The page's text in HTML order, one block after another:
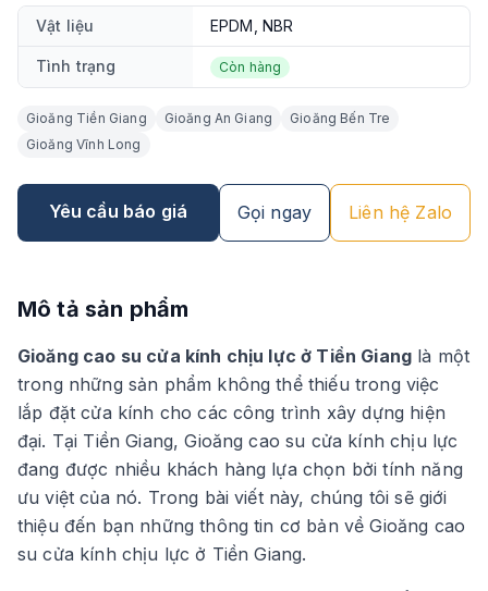
Vật liệu EPDM, NBR
Tình trạng Còn hàng
Gioăng Tiền Giang Gioăng An Giang
Gioăng Bến Tre
Gioăng Vĩnh Long
Yêu cầu báo giá Gọi ngay Liên hệ Zalo
Mô tả sản phẩm
Gioăng cao su cửa kính chịu lực ở Tiền Giang là một
trong những sản phẩm không thể thiếu trong việc
lắp đặt cửa kính cho các công trình xây dựng hiện
đại. Tại Tiền Giang, Gioăng cao su cửa kính chịu lực
đang được nhiều khách hàng lựa chọn bởi tính năng
ưu việt của nó. Trong bài viết này, chúng tôi sẽ giới
thiệu đến bạn những thông tin cơ bản về Gioăng cao
su cửa kính chịu lực ở Tiền Giang.